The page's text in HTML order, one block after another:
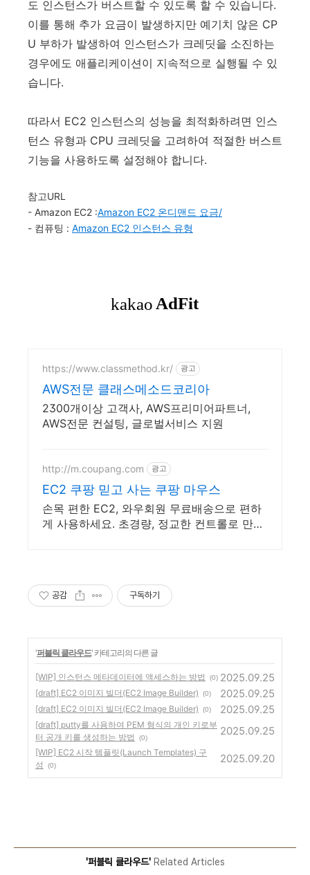
도 인스턴스가 버스트할 수 있도록 할 수 있습니다.
이를 통해 추가 요금이 발생하지만 예기치 않은 CP
U 부하가 발생하여 인스턴스가 크레딧을 소진하는
경우에도 애플리케이션이 지속적으로 실행될 수 있
습니다.
따라서 EC2 인스턴스의 성능을 최적화하려면 인스
턴스 유형과 CPU 크레딧을 고려하여 적절한 버스트
기능을 사용하도록 설정해야 합니다.
참고URL
- Amazon EC2 :Amazon EC2 온디맨드 요금/
- 컴퓨팅 : Amazon EC2 인스턴스 유형
https://www.classmethod.kr/ 광고
AWS전문 클래스메소드코리아
2300개이상 고객사, AWS프리미어파트너,
AWS전문 컨설팅, 글로벌서비스 지원
http://m.coupang.com 광고
EC2 쿠팡 믿고 사는 쿠팡 마우스
손목 편한 EC2, 와우회원 무료배송으로 편하
게 사용하세요. 초경량, 정교한 컨트롤로 만족
공감 구독하기
'퍼블릭 클라우드' 카테고리의 다른 글
[WIP] 인스턴스 메타데이터에 액세스하는 방법 (0) 2025.09.25
[draft] EC2 이미지 빌더(EC2 Image Builder) (0) 2025.09.25
[draft] EC2 이미지 빌더(EC2 Image Builder) (0) 2025.09.25
[draft] putty를 사용하여 PEM 형식의 개인 키로부
터 공개 키를 생성하는 방법
(0)
2025.09.25
[WIP] EC2 시작 템플릿(Launch Templates) 구
성
(0)
2025.09.20
'퍼블릭 클라우드'Related Articles